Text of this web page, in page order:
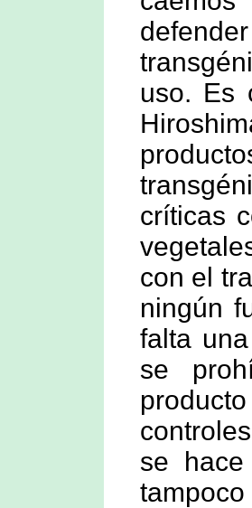
uso. Es
críticas
con el
ningún
falta
se
se